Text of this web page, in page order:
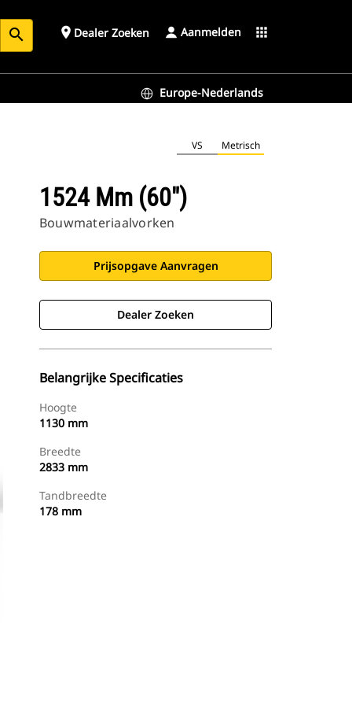
search place Dealer Zoeken Aanmelden apps
Europe-Nederlands
VS Metrisch
1524 Mm (60")
Bouwmateriaalvorken
Prijsopgave Aanvragen
Dealer Zoeken
Belangrijke Specificaties
Hoogte
1130 mm
Breedte
2833 mm
Tandbreedte
178 mm